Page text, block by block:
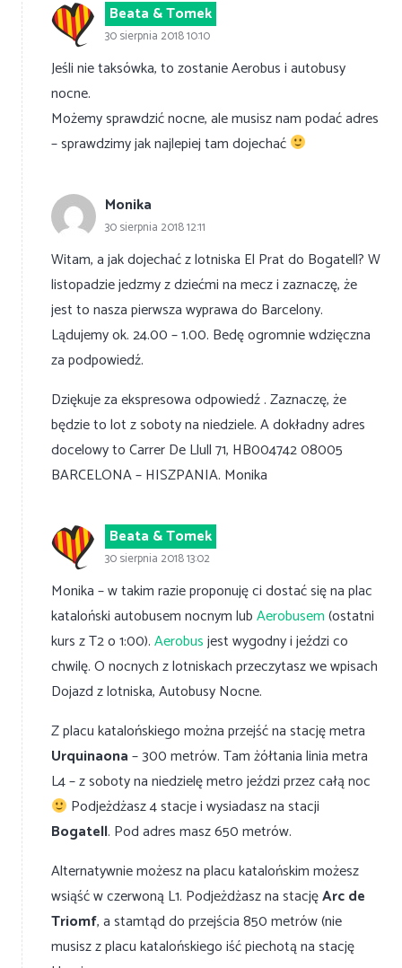
Beata & Tomek
30 sierpnia 2018 10:10
Jeśli nie taksówka, to zostanie Aerobus i autobusy
nocne.
Możemy sprawdzić nocne, ale musisz nam podać adres
– sprawdzimy jak najlepiej tam dojechać
Monika
30 sierpnia 2018 12:11
Witam, a jak dojechać z lotniska El Prat do Bogatell? W
listopadzie jedzmy z dziećmi na mecz i zaznaczę, że
jest to nasza pierwsza wyprawa do Barcelony.
Lądujemy ok. 24.00 – 1.00. Bedę ogromnie wdzięczna
za podpowiedź.
Dziękuje za ekspresowa odpowiedź . Zaznaczę, że
będzie to lot z soboty na niedziele. A dokładny adres
docelowy to Carrer De Llull 71, HB004742 08005
BARCELONA – HISZPANIA. Monika
Beata & Tomek
30 sierpnia 2018 13:02
Monika – w takim razie proponuję ci dostać się na plac
kataloński autobusem nocnym lubAerobusem(ostatni
kurs z T2 o 1:00).Aerobusjest wygodny i jeździ co
chwilę. O nocnych z lotniskach przeczytasz we wpisach
Dojazd z lotniska, Autobusy Nocne.
Z placu katalońskiego można przejść na stację metra
Urquinaona– 300 metrów. Tam żółtania linia metra
L4 – z soboty na niedzielę metro jeździ przez całą noc
Podjeżdżasz 4 stacje i wysiadasz na stacji
Bogatell. Pod adres masz 650 metrów.
Alternatywnie możesz na placu katalońskim możesz
wsiąść w czerwoną L1. Podjeżdżasz na stacjęArc de
Triomf, a stamtąd do przejścia 850 metrów (nie
musisz z placu katalońskiego iść piechotą na stację